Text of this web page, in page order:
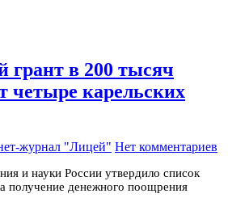
грант в 200 тысяч
четыре карельских
журнал "Лицей" Нет комментариев
и науки России утвердило список
получение денежного поощрения